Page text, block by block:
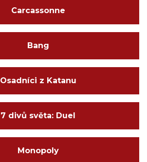
Carcassonne
Bang
Osadníci z Katanu
7 divů světa: Duel
Monopoly